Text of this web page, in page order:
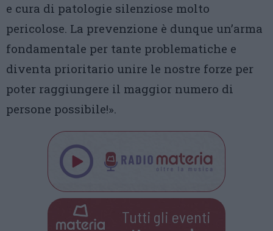
e cura di patologie silenziose molto
pericolose. La prevenzione è dunque un’arma
fondamentale per tante problematiche e
diventa prioritario unire le nostre forze per
poter raggiungere il maggior numero di
persone possibile!».
Tutti gli eventi